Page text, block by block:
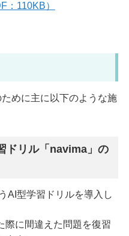
：110KB）
めに主に以下のような施
ドリル「navima」の
AI型学習ドリルを導入し
際に間違えた問題を復習